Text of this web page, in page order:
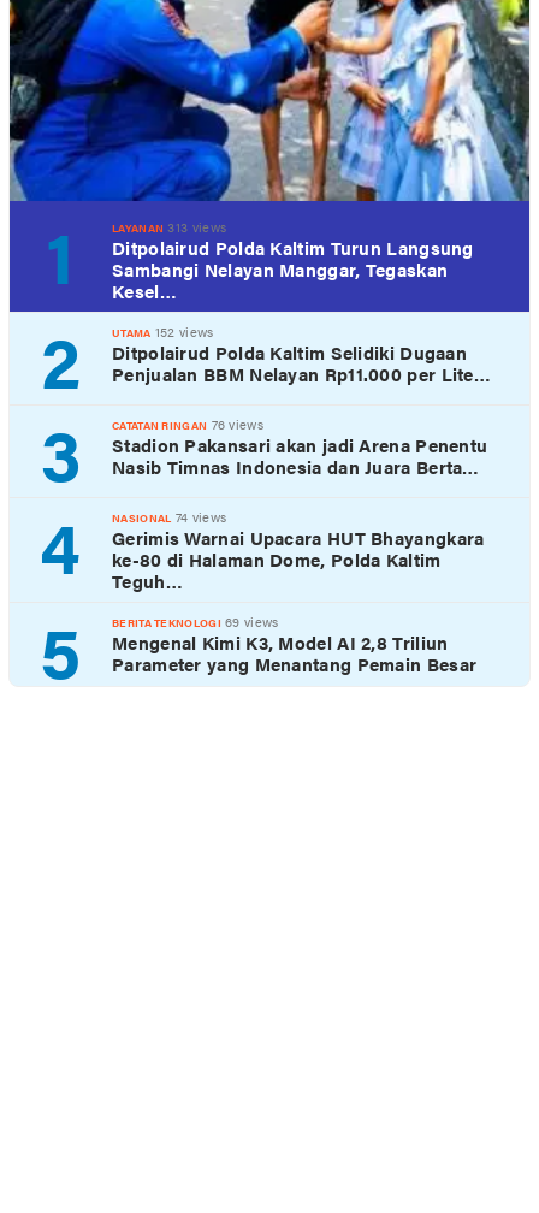
1 LAYANAN 313 views
Ditpolairud Polda Kaltim Turun Langsung
Sambangi Nelayan Manggar, Tegaskan
Kesel…
2 UTAMA 152 views
Ditpolairud Polda Kaltim Selidiki Dugaan
Penjualan BBM Nelayan Rp11.000 per Lite…
3 CATATAN RINGAN 76 views
Stadion Pakansari akan jadi Arena Penentu
Nasib Timnas Indonesia dan Juara Berta…
4 NASIONAL 74 views
Gerimis Warnai Upacara HUT Bhayangkara
ke-80 di Halaman Dome, Polda Kaltim
Teguh…
5 BERITA TEKNOLOGI 69 views
Mengenal Kimi K3, Model AI 2,8 Triliun
Parameter yang Menantang Pemain Besar